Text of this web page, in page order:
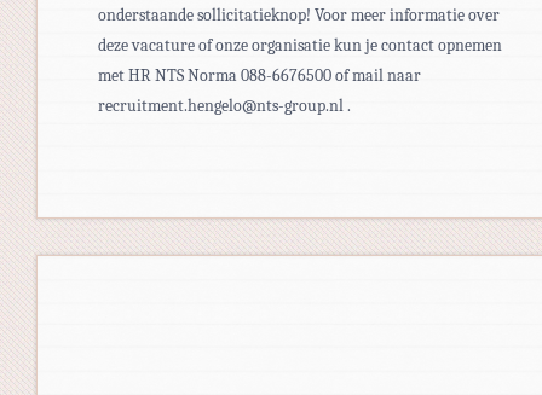
onderstaande sollicitatieknop! Voor meer informatie over
deze vacature of onze organisatie kun je contact opnemen
met HR NTS Norma 088-6676500 of mail naar
recruitment.hengelo@nts-group.nl .